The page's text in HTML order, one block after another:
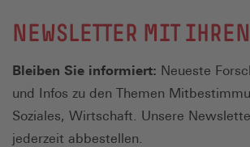
NEWSLETTER MIT
Bleiben Sie informiert: Neueste
und Infos zu den Themen
Soziales, Wirtschaft. Unsere
jederzeit abbestellen.